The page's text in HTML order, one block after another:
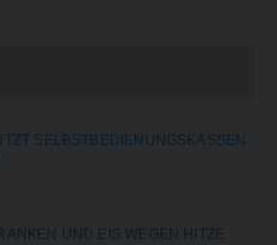
SELBSTBEDIENUNGSKASSEN
UND EIS WEGEN HITZE